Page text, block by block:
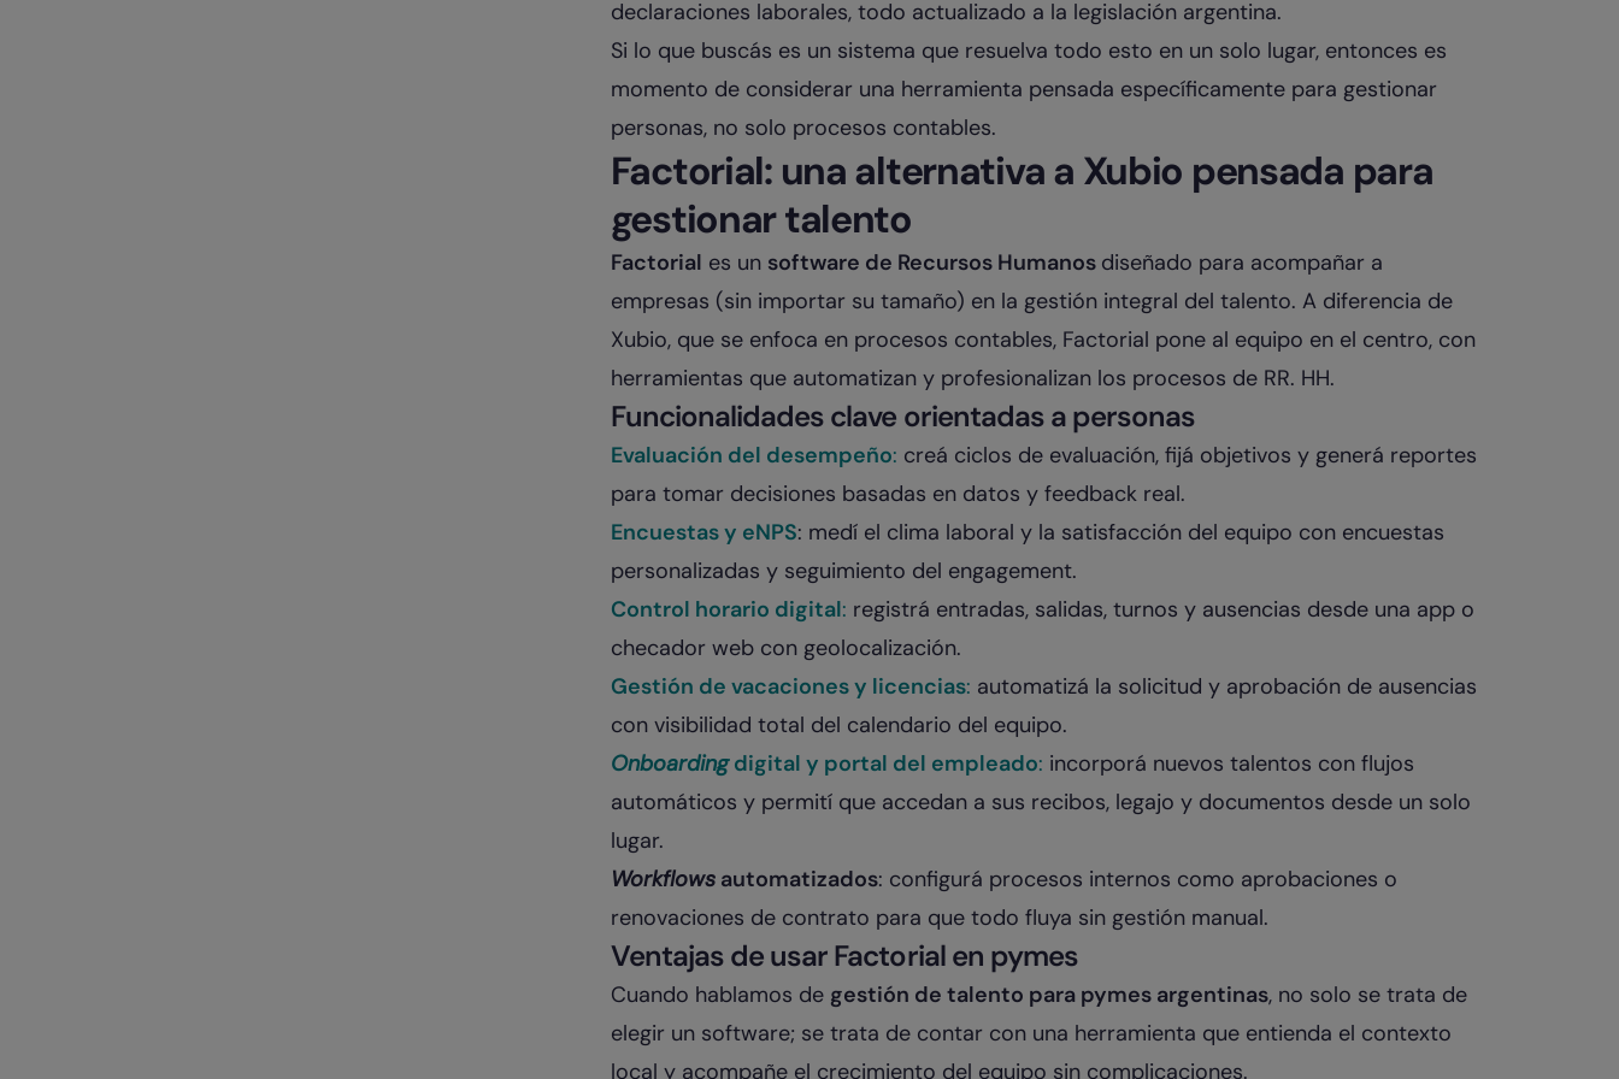
declaraciones laborales, todo actualizado a la legislación argentina.
Si lo que buscás es un sistema que resuelva todo esto en un solo lugar, entonces es
momento de considerar una herramienta pensada específicamente para gestionar
personas, no solo procesos contables.
Factorial: una alternativa a Xubio pensada para
gestionar talento
Factorial es un software de Recursos Humanos diseñado para acompañar a
empresas (sin importar su tamaño) en la gestión integral del talento. A diferencia de
Xubio, que se enfoca en procesos contables, Factorial pone al equipo en el centro, con
herramientas que automatizan y profesionalizan los procesos de RR. HH.
Funcionalidades clave orientadas a personas
Evaluación del desempeño: creá ciclos de evaluación, fijá objetivos y generá reportes
para tomar decisiones basadas en datos y feedback real.
Encuestas y eNPS: medí el clima laboral y la satisfacción del equipo con encuestas
personalizadas y seguimiento del engagement.
Control horario digital: registrá entradas, salidas, turnos y ausencias desde una app o
checador web con geolocalización.
Gestión de vacaciones y licencias: automatizá la solicitud y aprobación de ausencias
con visibilidad total del calendario del equipo.
Onboardingdigital y portal del empleado: incorporá nuevos talentos con flujos
automáticos y permití que accedan a sus recibos, legajo y documentos desde un solo
lugar.
Workflowsautomatizados: configurá procesos internos como aprobaciones o
renovaciones de contrato para que todo fluya sin gestión manual.
Ventajas de usar Factorial en pymes
Cuando hablamos de gestión de talento para pymes argentinas, no solo se trata de
elegir un software; se trata de contar con una herramienta que entienda el contexto
local y acompañe el crecimiento del equipo sin complicaciones.